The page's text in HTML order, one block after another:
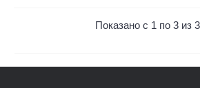
Показано с 1 по 3 из